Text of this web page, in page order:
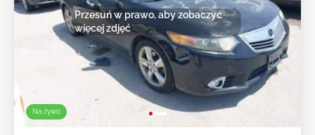
Na żywo
Przesuń w prawo, aby zobaczyć
więcej zdjęć